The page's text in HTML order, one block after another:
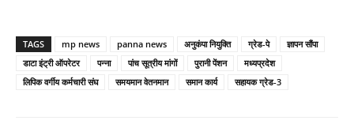
TAGS mp news panna news अनुकंपा नियुक्ति ग्रेड-पे
ज्ञापन सौंपा
डाटा इंट्री ऑपरेटर
पन्ना पांच सूत्रीय मांगों पुरानी पेंशन
मध्यप्रदेश
लिपिक वर्गीय कर्मचारी संघ
समयमान वेतनमान समान कार्य सहायक ग्रेड-3